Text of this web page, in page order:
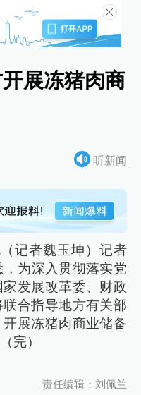
展冻猪肉商
听新闻
记者魏玉坤）记者
为深入贯彻落实党
发展改革委、财政
合指导地方有关部
展冻猪肉商业储备
完）
责任编辑：刘佩兰